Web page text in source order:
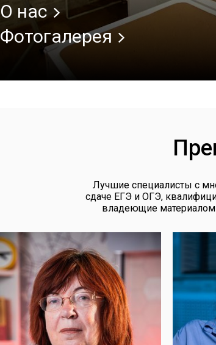
О нас
Фотогалерея
Лучшие специалисты с
сдаче ЕГЭ и ОГЭ,
владеющие